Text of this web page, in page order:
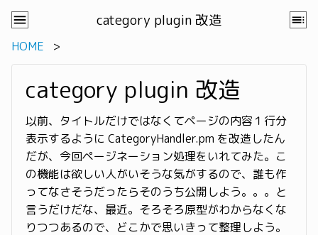
category plugin 改造
HOME
category plugin 改造
以前、タイトルだけではなくてページの内容１行分
表示するように CategoryHandler.pm を改造したん
だが、今回ページネーション処理をいれてみた。こ
の機能は欲しい人がいそうな気がするので、誰も作
ってなさそうだったらそのうち公開しよう。。。と
言うだけだな、最近。そろそろ原型がわからなくな
りつつあるので、どこかで思いきって整理しよう。